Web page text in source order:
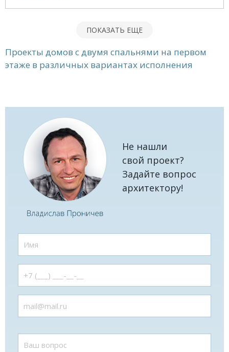
ПОКАЗАТЬ ЕЩЕ
Проекты домов с двумя спальнями на первом
этаже в различных вариантах исполнения
Не нашли
свой проект?
Задайте вопрос
архитектору!